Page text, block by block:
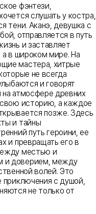
фэнтези,
слушать у костра,
тени. Аканэ, девушка с
отправляется в путь
и заставляет
а в широком мире. На
мастера, хитрые
не всегда
и говорят
атмосфере древних
историю, а каждое
позже. Здесь
и тайны
путь героини, ее
и превращать его в
местью и
и доверием, между
волей. Это
приключения с душой,
не только от